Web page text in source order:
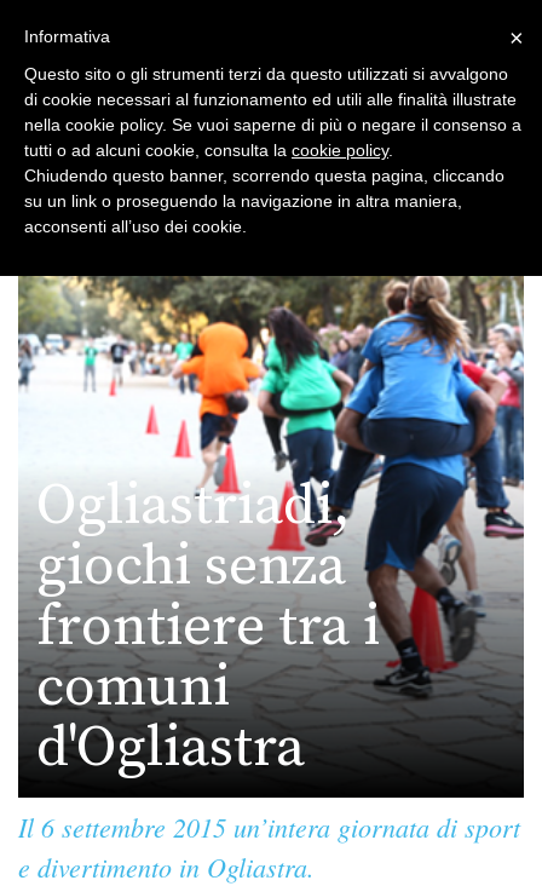
Toggle
Toggle
navigation
Ogliastriadi,
giochi senza
frontiere tra i
comuni
d'Ogliastra
Il 6 settembre 2015 un’intera giornata di sport
e divertimento in Ogliastra.
×
Informativa
Questo sito o gli strumenti terzi da questo utilizzati si avvalgono
di cookie necessari al funzionamento ed utili alle finalità illustrate
nella cookie policy. Se vuoi saperne di più o negare il consenso a
tutti o ad alcuni cookie, consulta la cookie policy.
Chiudendo questo banner, scorrendo questa pagina, cliccando
su un link o proseguendo la navigazione in altra maniera,
acconsenti all’uso dei cookie.